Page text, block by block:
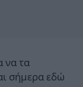
να τα
σήμερα εδώ